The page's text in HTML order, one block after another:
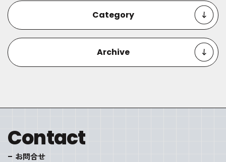
Category
Archive
Contact
お問合せ